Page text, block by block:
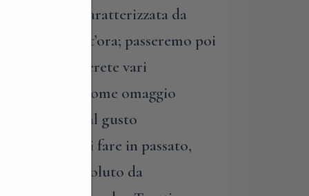
pranzo, caratterizzata da
continua tutt’ora; passeremo poi
piano, troverete vari
ricevendo come omaggio
salottini dal gusto
erano soliti fare in passato,
nella città, voluto da